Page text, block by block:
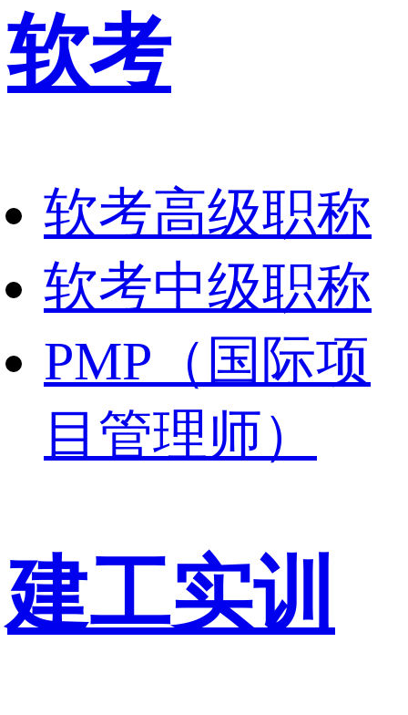
软考
软考高级职称
软考中级职称
PMP（国际项
目管理师）
建工实训